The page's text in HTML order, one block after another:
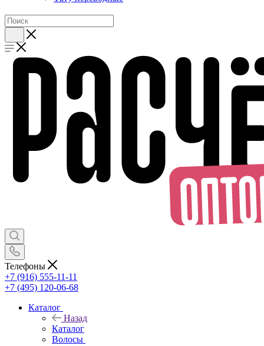
Телефоны
+7 (916) 555-11-11
+7 (495) 120-06-68
Каталог
Назад
Каталог
Волосы